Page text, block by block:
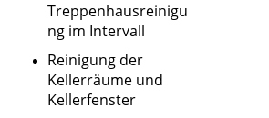
Treppenhausreinigu
ng im Intervall
Reinigung der
Kellerräume und
Kellerfenster